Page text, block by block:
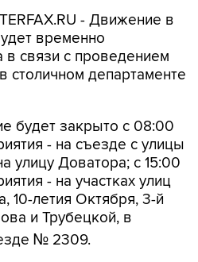
- Движение в
временно
в связи с проведением
столичном департаменте
будет закрыто с 08:00
- на съезде с улицы
улицу Доватора; с 15:00
- на участках улиц
10-летия Октября, 3-й
и Трубецкой, в
№ 2309.